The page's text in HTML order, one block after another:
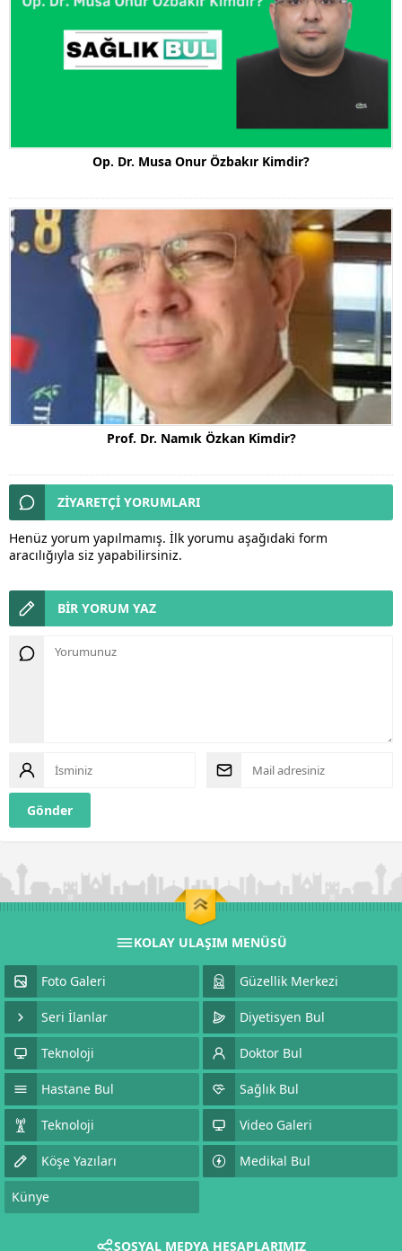
Op. Dr. Musa Onur Özbakır Kimdir?
Prof. Dr. Namık Özkan Kimdir?
ZİYARETÇİ YORUMLARI
Henüz yorum yapılmamış. İlk yorumu aşağıdaki form
aracılığıyla siz yapabilirsiniz.
BİR YORUM YAZ
KOLAY ULAŞIM MENÜSÜ
Foto Galeri Güzellik Merkezi
Seri İlanlar Diyetisyen Bul
Teknoloji Doktor Bul
Hastane Bul Sağlık Bul
Teknoloji Video Galeri
Köşe Yazıları Medikal Bul
Künye
SOSYAL MEDYA HESAPLARIMIZ